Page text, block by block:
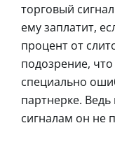
торговый
ему заплатит,
процент от
подозрение,
специально
партнерке.
сигналам он не